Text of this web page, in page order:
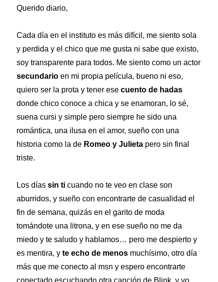
Querido diario,
Cada día en el instituto es más difícil, me siento sola
y perdida y el chico que me gusta ni sabe que existo,
soy transparente para todos. Me siento como un actor
secundario en mi propia película, bueno ni eso,
quiero ser la prota y tener esecuento de hadas
donde chico conoce a chica y se enamoran, lo sé,
suena cursi y simple pero siempre he sido una
romántica, una ilusa en el amor, sueño con una
historia como la de Romeo y Julieta pero sin final
triste.
Los díassin ti cuando no te veo en clase son
aburridos, y sueño con encontrarte de casualidad el
fin de semana, quizás en el garito de moda
tomándote una litrona, y en ese sueño no me da
miedo y te saludo y hablamos… pero me despierto y
es mentira, yte echo de menos muchísimo, otro día
más que me conecto al msn y espero encontrarte